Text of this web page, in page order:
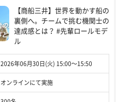
【商船三井】世界を動かす船の
裏側へ。チームで挑む機関士の
達成感とは？ #先輩ロールモデ
ル
2026年06月30日(火) 15:00〜15:50
オンラインにて実施